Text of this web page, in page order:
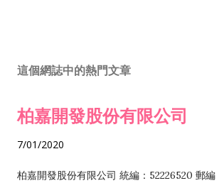
這個網誌中的熱門文章
柏嘉開發股份有限公司
7/01/2020
柏嘉開發股份有限公司 統編：52226520 郵